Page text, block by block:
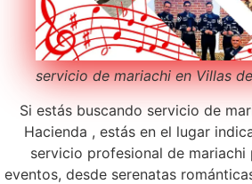
servicio de mariachi en Villas
Si estás buscando servicio de
Hacienda , estás en el lugar
servicio profesional de
eventos, desde serenatas